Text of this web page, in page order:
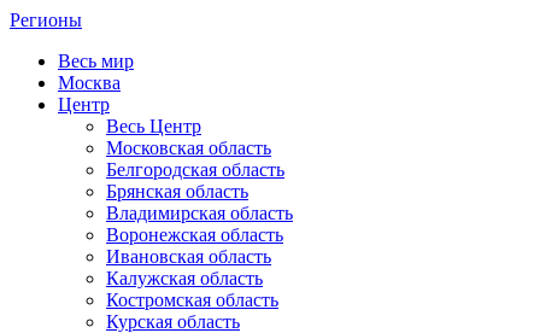
Регионы
Весь мир
Москва
Центр
Весь Центр
Московская область
Белгородская область
Брянская область
Владимирская область
Воронежская область
Ивановская область
Калужская область
Костромская область
Курская область